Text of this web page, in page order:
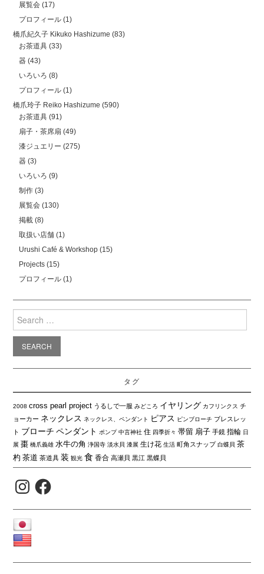
展覧会 (17)
プロフィール (1)
橋爪紀久子 Kikuko Hashizume (83)
お茶道具 (33)
器 (43)
いろいろ (8)
プロフィール (1)
橋爪玲子 Reiko Hashizume (590)
お茶道具 (91)
扇子・茶席扇 (49)
漆ジュエリー (275)
器 (3)
いろいろ (9)
制作 (3)
展覧会 (130)
掲載 (8)
取扱い店舗 (1)
Urushi Café & Workshop (15)
Projects (15)
プロフィール (1)
for:
タグ
2008 cross pearl project うるしで一服 みどころ イヤリング カフリンクス チ
ョーカー ネックレス ネックレス、ペンダント ピアス ピンブローチ ブレスレッ
ト ブローチ ペンダント ポンプ 中言神社 住 四季折々 帯留 扇子 手鏡 指輪 日
展 棗 橋爪義雄 水牛の角 浄国寺 淡水貝 漆展 生け花 生活 町角スナップ 白蝶貝 茶
杓 茶道 茶道具 装 観光 食 香合 高瀬貝 黒江 黒蝶貝
InstagramFacebook